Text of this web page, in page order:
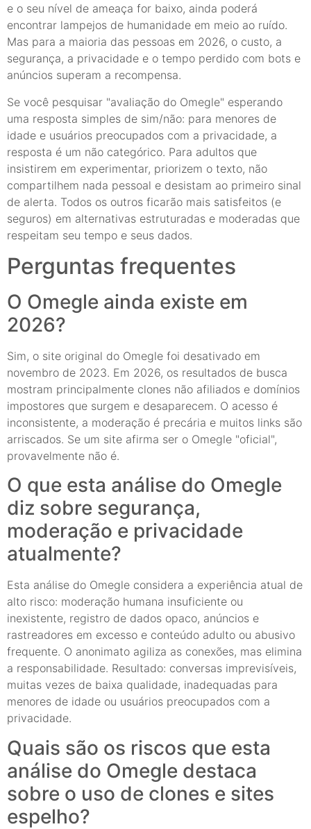
e o seu nível de ameaça for baixo, ainda poderá
encontrar lampejos de humanidade em meio ao ruído.
Mas para a maioria das pessoas em 2026, o custo, a
segurança, a privacidade e o tempo perdido com bots e
anúncios superam a recompensa.
Se você pesquisar "avaliação do Omegle" esperando
uma resposta simples de sim/não: para menores de
idade e usuários preocupados com a privacidade, a
resposta é um não categórico. Para adultos que
insistirem em experimentar, priorizem o texto, não
compartilhem nada pessoal e desistam ao primeiro sinal
de alerta. Todos os outros ficarão mais satisfeitos (e
seguros) em alternativas estruturadas e moderadas que
respeitam seu tempo e seus dados.
Perguntas frequentes
O Omegle ainda existe em
2026?
Sim, o site original do Omegle foi desativado em
novembro de 2023. Em 2026, os resultados de busca
mostram principalmente clones não afiliados e domínios
impostores que surgem e desaparecem. O acesso é
inconsistente, a moderação é precária e muitos links são
arriscados. Se um site afirma ser o Omegle "oficial",
provavelmente não é.
O que esta análise do Omegle
diz sobre segurança,
moderação e privacidade
atualmente?
Esta análise do Omegle considera a experiência atual de
alto risco: moderação humana insuficiente ou
inexistente, registro de dados opaco, anúncios e
rastreadores em excesso e conteúdo adulto ou abusivo
frequente. O anonimato agiliza as conexões, mas elimina
a responsabilidade. Resultado: conversas imprevisíveis,
muitas vezes de baixa qualidade, inadequadas para
menores de idade ou usuários preocupados com a
privacidade.
Quais são os riscos que esta
análise do Omegle destaca
sobre o uso de clones e sites
espelho?